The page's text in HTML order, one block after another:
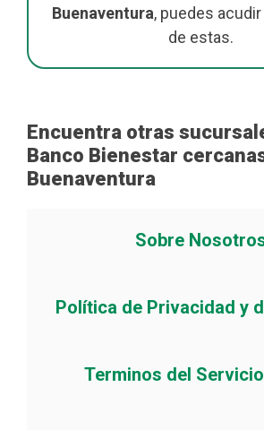
Buenaventura, puedes
de estas.
Encuentra otras
Banco Bienestar
Buenaventura
Sobre
Política de Privacidad y
Terminos del